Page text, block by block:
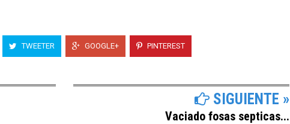
TWEETER GOOGLE+ PINTEREST
SIGUIENTE »
Vaciado fosas septicas...